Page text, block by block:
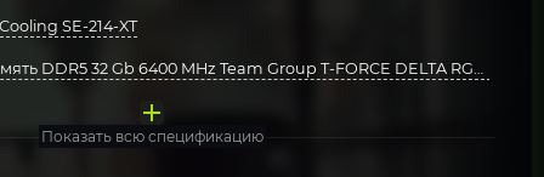
SE-214-XT
DDR5 32 Gb 6400 MHz Team Group T-FORCE DELTA RGB Black
Показать всю спецификацию